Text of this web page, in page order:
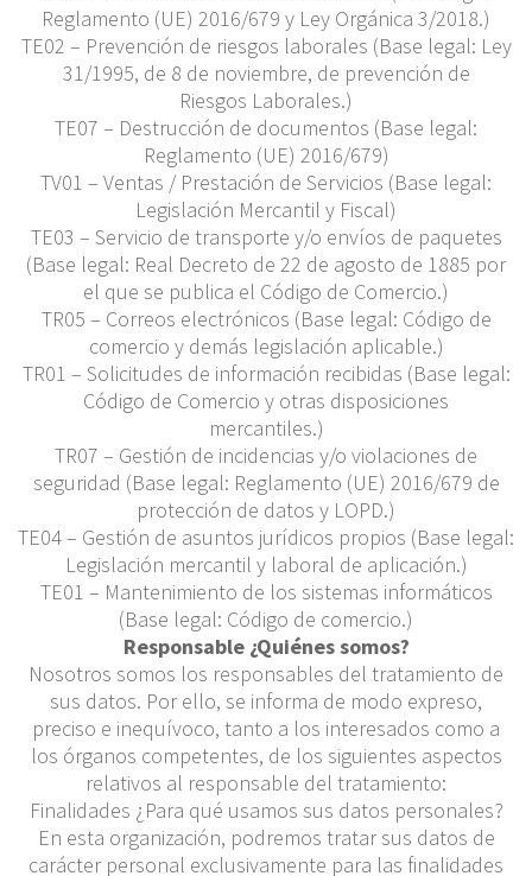
Reglamento (UE) 2016/679 y Ley Orgánica 3/2018.)
TE02 – Prevención de riesgos laborales (Base legal: Ley
31/1995, de 8 de noviembre, de prevención de
Riesgos Laborales.)
TE07 – Destrucción de documentos (Base legal:
Reglamento (UE) 2016/679)
TV01 – Ventas / Prestación de Servicios (Base legal:
Legislación Mercantil y Fiscal)
TE03 – Servicio de transporte y/o envíos de paquetes
(Base legal: Real Decreto de 22 de agosto de 1885 por
el que se publica el Código de Comercio.)
TR05 – Correos electrónicos (Base legal: Código de
comercio y demás legislación aplicable.)
TR01 – Solicitudes de información recibidas (Base legal:
Código de Comercio y otras disposiciones
mercantiles.)
TR07 – Gestión de incidencias y/o violaciones de
seguridad (Base legal: Reglamento (UE) 2016/679 de
protección de datos y LOPD.)
TE04 – Gestión de asuntos jurídicos propios (Base legal:
Legislación mercantil y laboral de aplicación.)
TE01 – Mantenimiento de los sistemas informáticos
(Base legal: Código de comercio.)
Responsable ¿Quiénes somos?
Nosotros somos los responsables del tratamiento de
sus datos. Por ello, se informa de modo expreso,
preciso e inequívoco, tanto a los interesados como a
los órganos competentes, de los siguientes aspectos
relativos al responsable del tratamiento:
Finalidades ¿Para qué usamos sus datos personales?
En esta organización, podremos tratar sus datos de
carácter personal exclusivamente para las finalidades